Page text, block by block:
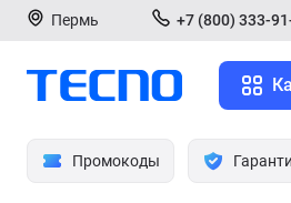
Пермь +7 (800) 333-
Промокоды